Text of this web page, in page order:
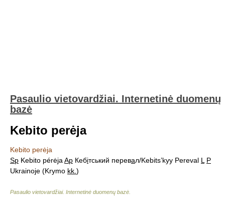
Pasaulio vietovardžiai. Internetinė duomenų
bazė
Kebito perėja
Kebito perėja
Sp Kebito pérėja Ap Кебітський перевал/Kebits’kyy Pereval L P
Ukrainoje (Krymo kk. )
Pasaulio vietovardžiai. Internetinė duomenų bazė